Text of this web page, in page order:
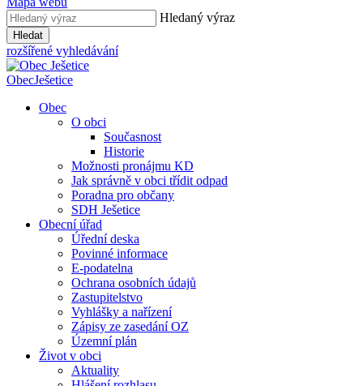
Hledaný výraz
Hledat
rozšířené vyhledávání
ObecJešetice
Obec
O obci
Současnost
Historie
Možnosti pronájmu KD
Jak správně v obci třídit odpad
Poradna pro občany
SDH Ješetice
Obecní úřad
Úřední deska
Povinné informace
E-podatelna
Ochrana osobních údajů
Zastupitelstvo
Vyhlášky a nařízení
Zápisy ze zasedání OZ
Územní plán
Život v obci
Aktuality